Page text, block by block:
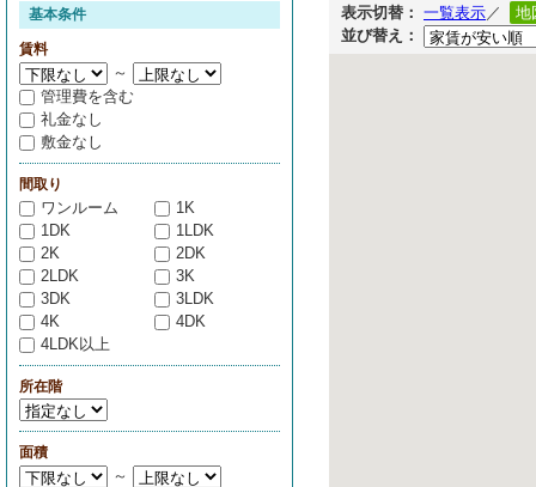
表示切替： 一覧表示／
地
並び替え：
基本条件
賃料
～
管理費を含む
礼金なし
敷金なし
間取り
ワンルーム
1K
1DK
1LDK
2K
2DK
2LDK
3K
3DK
3LDK
4K
4DK
4LDK以上
所在階
面積
～